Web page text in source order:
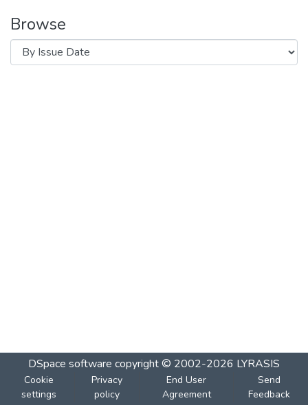
Browse
DSpace software copyright © 2002-2026 LYRASIS
Cookie
settings
Privacy
policy
End User
Agreement
Send
Feedback